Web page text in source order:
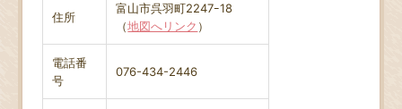
住所
富山市呉羽町2247ｰ18
（地図へリンク ）
電話番
号
076-434-2446